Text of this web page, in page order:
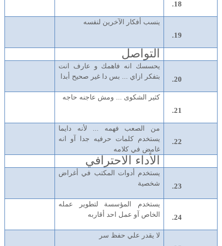
ينسب أفكار الآخرين لنفسه
التواصل
يحسسك انه فاهمك و عارف انت
بتفكر ازاي ... بس دا غير صحيح أبدا
كثير الشكوى ... ومش عاجنه حاجه
من الصعب فهمه ... لأنه دايما
يستخدم كلمات حرفيه جدا آو انه
غامض في كلامه
الأداء الاحترافي
يستخدم أدوات المكتب في أغراض
شخصية
يستخدم المؤسسة لتطوير عمله
الخاص آو عمل احد أقاربه
لا يقدر علي حفظ سر